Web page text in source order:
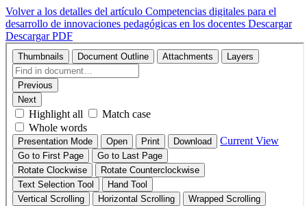
Volver a los detalles del artículo Competencias digitales para el
desarrollo de innovaciones pedagógicas en los docentes Descargar
Descargar PDF